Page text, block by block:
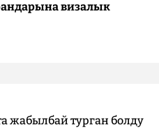
визалык
жабылбай турган болду